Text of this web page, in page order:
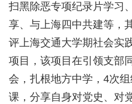
扫黑除恶专项纪录片学习
享、与上海四中共建等，
评上海交通大学期社会实
项目，该项目在引领支部
会，扎根地方中学， 4次
课，分享自身对党史、对